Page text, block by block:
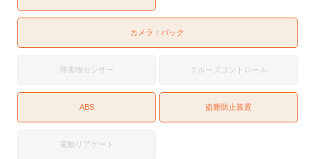
カメラ： バック
障害物センサー クルーズコントロール
ABS 盗難防止装置
電動リアゲート